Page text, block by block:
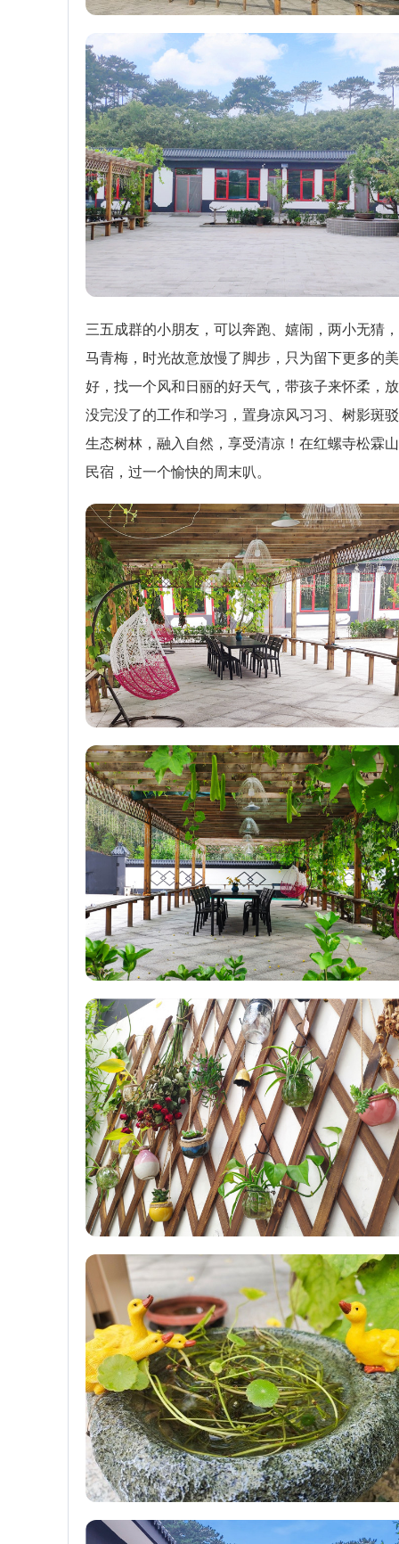
三五成群的小朋友，可以奔跑、嬉闹，两小无猜
马青梅，时光故意放慢了脚步，只为留下更多的美
好，找一个风和日丽的好天气，带孩子来怀柔，
没完没了的工作和学习，置身凉风习习、树影斑
生态树林，融入自然，享受清凉！在红螺寺松霖
民宿，过一个愉快的周末叭。